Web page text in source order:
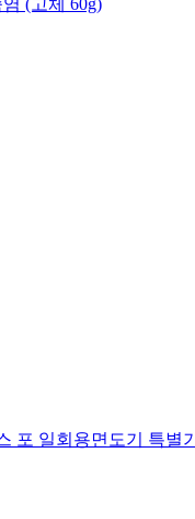
(고체 60g)
포 일회용면도기 특별